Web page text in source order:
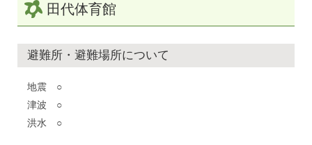
田代体育館
避難所・避難場所について
地震 ○
津波 ○
洪水 ○